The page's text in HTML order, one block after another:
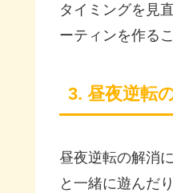
タイミングを見
ーティンを作る
3. 昼夜逆転
昼夜逆転の解消
と一緒に遊んだ